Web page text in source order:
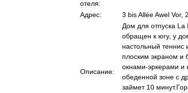
отеля:
Адрес:
3 bisAlléeAwel Vor,
Описание:
Дом для отпуска La
обращен к югу, у
настольный теннис
плоским экраном и
окнами-эркерами и
обеденной зоне с
займет 10 минут.